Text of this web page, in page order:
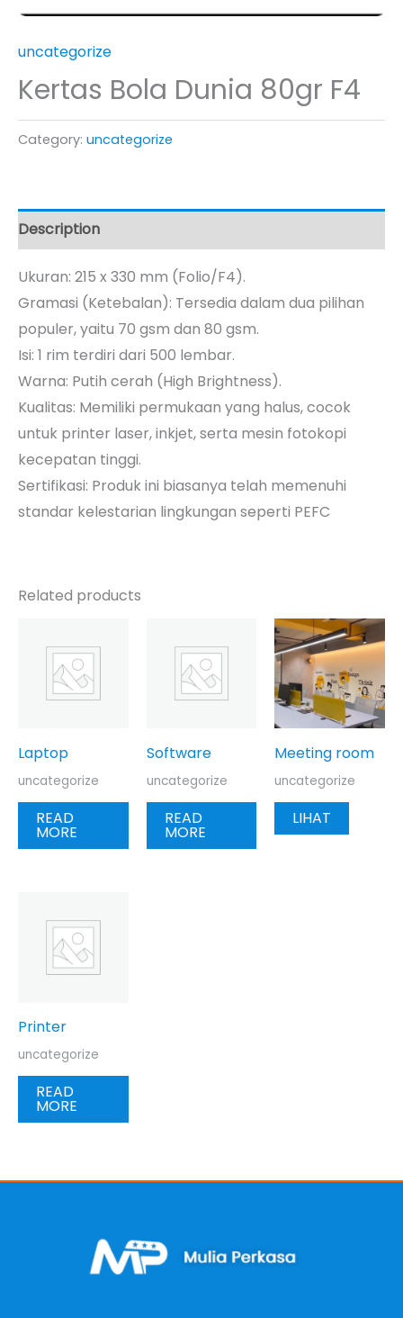
uncategorize
Kertas Bola Dunia 80gr F4
Category: uncategorize
Description
Ukuran: 215 x 330 mm (Folio/F4).
Gramasi (Ketebalan): Tersedia dalam dua pilihan
populer, yaitu 70 gsm dan 80 gsm.
Isi: 1 rim terdiri dari 500 lembar.
Warna: Putih cerah (High Brightness).
Kualitas: Memiliki permukaan yang halus, cocok
untuk printer laser, inkjet, serta mesin fotokopi
kecepatan tinggi.
Sertifikasi: Produk ini biasanya telah memenuhi
standar kelestarian lingkungan seperti PEFC
Related products
Laptop
uncategorize
READ
MORE
Software
uncategorize
READ
MORE
Meeting room
uncategorize
LIHAT
Printer
uncategorize
READ
MORE